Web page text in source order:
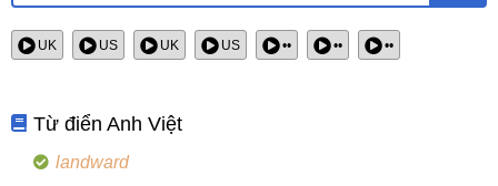
UK US UK US •• •• ••
Từ điển Anh Việt
landward